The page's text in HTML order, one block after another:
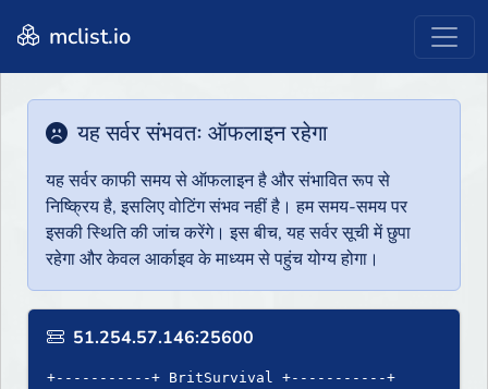
mclist.io
यह सर्वर संभवतः ऑफलाइन रहेगा
यह सर्वर काफी समय से ऑफलाइन है और संभावित रूप से
निष्क्रिय है, इसलिए वोटिंग संभव नहीं है। हम समय-समय पर
इसकी स्थिति की जांच करेंगे। इस बीच, यह सर्वर सूची में छुपा
रहेगा और केवल आर्काइव के माध्यम से पहुंच योग्य होगा।
51.254.57.146:25600
+-----------+ BritSurvival +-----------+